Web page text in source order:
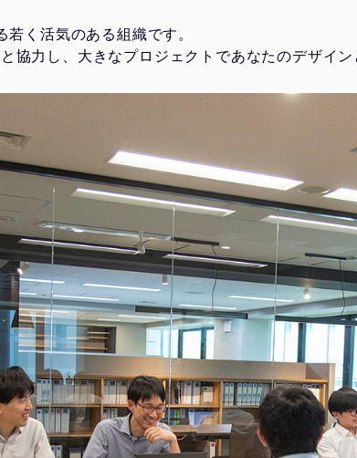
く活気のある組織です。
協力し、大きなプロジェクトであなたのデザイン